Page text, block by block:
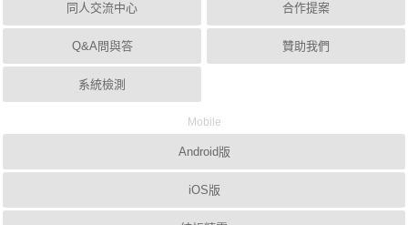
同人交流中心
Q&A問與答
系統檢測
合作提案
贊助我們
Mobile
Android版
iOS版